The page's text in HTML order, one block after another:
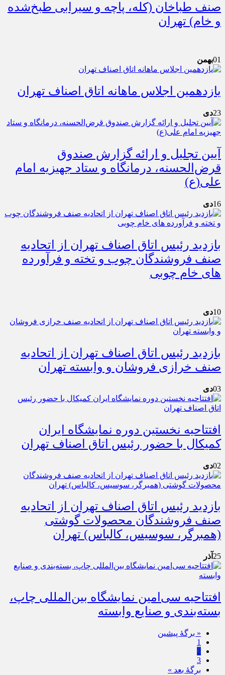
صنف طباخان (کله، پاچه و سیرابی طبخ‌شده
و خام) تهران
01بهمن
یازدهمین اجلاس ماهانه اتاق اصناف تهران
23دی
آیین تجلیل و ارائه گزارش صندوق
قرض‌الحسنه، درمانگاه و ستاد جهیزیه امام
علی(ع)
16دی
بازدید رئیس اتاق اصناف تهران از اتحادیه
صنف فروشندگان چوب و تخته و فرآورده
های خام چوبی
10دی
بازدید رئیس اتاق اصناف تهران از اتحادیه
صنف خرازی فروشان و وابسته تهران
03دی
افتتاحیه نخستین دوره نمایشگاه ایران
کمیکال با حضور رئیس اتاق اصناف تهران
02دی
بازدید رئیس اتاق اصناف تهران از اتحادیه
صنف فروشندگان محصولات گوشتی
(همبرگر، سوسیس، کالباس) تهران
25 آذر
افتتاحیه سی‌امین نمایشگاه بین‌المللی چاپ،
بسته‌بندی و صنایع وابسته
« برگه‌ٔ پیشین
1
2
3
برگهٔ بعد »